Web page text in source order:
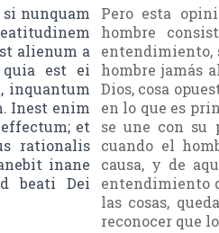
nunquam
alienum a
est ei
inquantum
Inest enim
et
rationalis
inane
beati Dei
Pero esta
hombre
entendimiento,
hombre jamás
Dios, cosa
en lo que es
se une con su
cuando el
causa, y de
entendimiento
las cosas,
reconocer que